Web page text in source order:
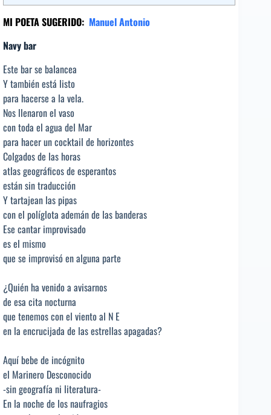
MI POETA SUGERIDO: Manuel Antonio
Navy bar
Este bar se balancea
Y también está listo
para hacerse a la vela.
Nos llenaron el vaso
con toda el agua del Mar
para hacer un cocktail de horizontes
Colgados de las horas
atlas geográficos de esperantos
están sin traducción
Y tartajean las pipas
con el políglota ademán de las banderas
Ese cantar improvisado
es el mismo
que se improvisó en alguna parte
¿Quién ha venido a avisarnos
de esa cita nocturna
que tenemos con el viento al N E
en la encrucijada de las estrellas apagadas?
Aquí bebe de incógnito
el Marinero Desconocido
-sin geografía ni literatura-
En la noche de los naufragios